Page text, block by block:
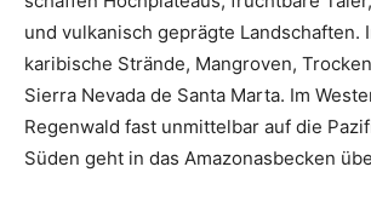
und vulkanisch geprägte Landschaften.
karibische Strände, Mangroven,
Sierra Nevada de Santa Marta. Im
Regenwald fast unmittelbar auf die
Süden geht in das Amazonasbecken